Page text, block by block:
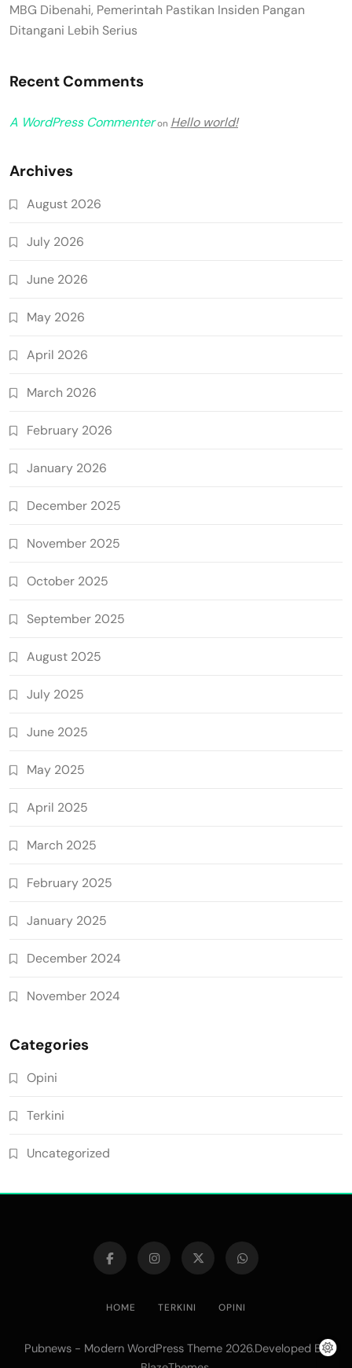
MBG Dibenahi, Pemerintah Pastikan Insiden Pangan
Ditangani Lebih Serius
Recent Comments
A WordPress Commenteron Hello world!
Archives
August 2026
July 2026
June 2026
May 2026
April 2026
March 2026
February 2026
January 2026
December 2025
November 2025
October 2025
September 2025
August 2025
July 2025
June 2025
May 2025
April 2025
March 2025
February 2025
January 2025
December 2024
November 2024
Categories
Opini
Terkini
Uncategorized
HOME TERKINI OPINI
Pubnews - Modern WordPress Theme 2026.Developed By